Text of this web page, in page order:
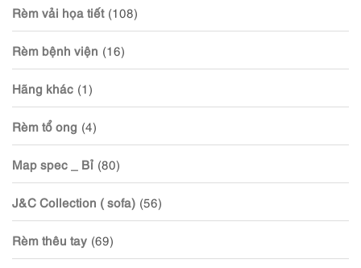
Rèm vải họa tiết (108)
Rèm bệnh viện (16)
Hãng khác (1)
Rèm tổ ong (4)
Map spec _ Bỉ (80)
J&C Collection ( sofa) (56)
Rèm thêu tay (69)